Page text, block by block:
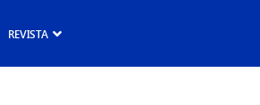
REVISTA